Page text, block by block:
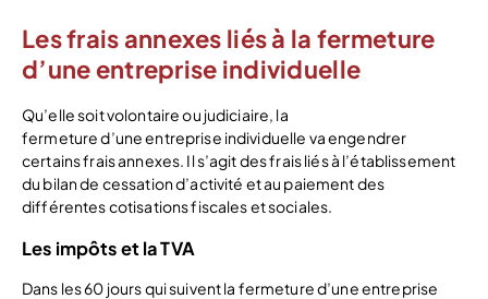
Les frais annexes liés à la fermeture
d’une entreprise individuelle
Qu’elle soit volontaire ou judiciaire, la
fermeture d’une entreprise individuelle va engendrer
certains frais annexes. Il s’agit des frais liés à l’établissement
du bilan de cessation d’activité et au paiement des
différentes cotisations fiscales et sociales.
Les impôts et la TVA
Dans les 60 jours qui suivent la fermeture d’une entreprise